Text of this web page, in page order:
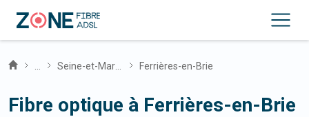
Ferrières-en-Brie
Fibre optique à Ferrières-en-Brie